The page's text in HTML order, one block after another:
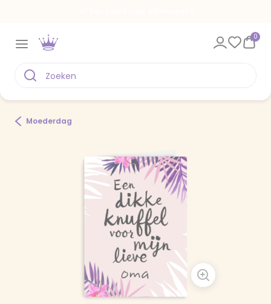
0
Moederdag